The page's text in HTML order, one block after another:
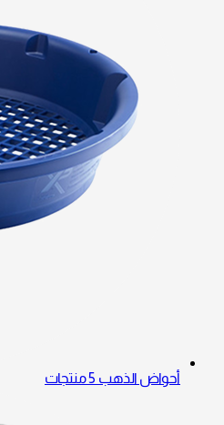
أحواض الذهب 5 منتجات